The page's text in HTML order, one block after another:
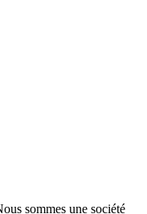
sommes une société